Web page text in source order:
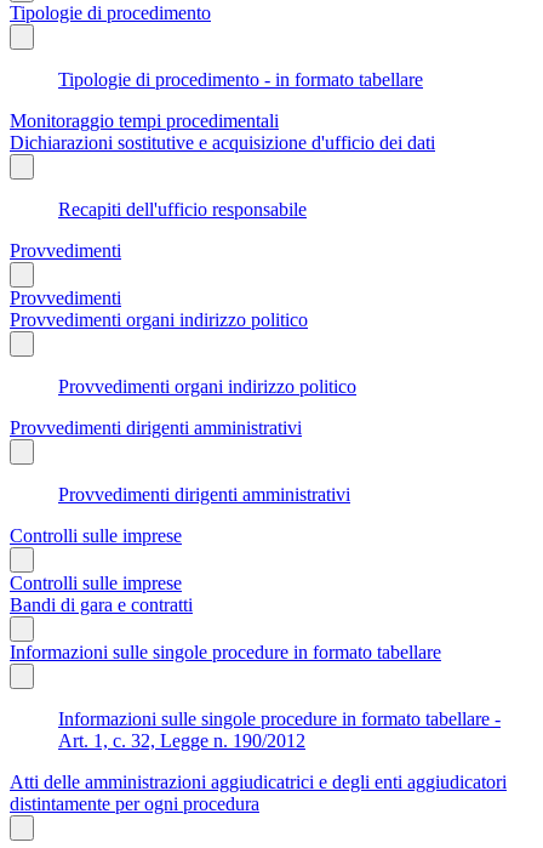
Tipologie di procedimento
Tipologie di procedimento - in formato tabellare
Monitoraggio tempi procedimentali
Dichiarazioni sostitutive e acquisizione d'ufficio dei dati
Recapiti dell'ufficio responsabile
Provvedimenti
Provvedimenti
Provvedimenti organi indirizzo politico
Provvedimenti organi indirizzo politico
Provvedimenti dirigenti amministrativi
Provvedimenti dirigenti amministrativi
Controlli sulle imprese
Controlli sulle imprese
Bandi di gara e contratti
Informazioni sulle singole procedure in formato tabellare
Informazioni sulle singole procedure in formato tabellare -
Art. 1, c. 32, Legge n. 190/2012
Atti delle amministrazioni aggiudicatrici e degli enti aggiudicatori
distintamente per ogni procedura